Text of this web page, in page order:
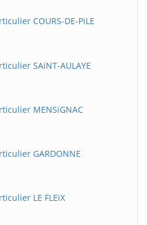
COURS-DE-PiLE
SAiNT-AULAYE
MENSiGNAC
GARDONNE
LE FLEiX